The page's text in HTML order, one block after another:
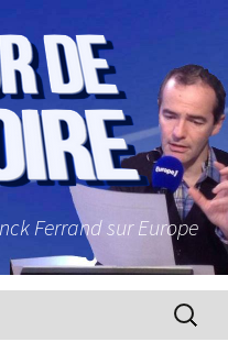
Ferrand sur Europe